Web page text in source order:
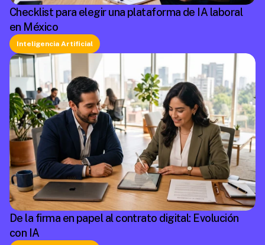
Checklist para elegir una plataforma de IA laboral
en México
Inteligencia Artificial
De la firma en papel al contrato digital: Evolución
con IA